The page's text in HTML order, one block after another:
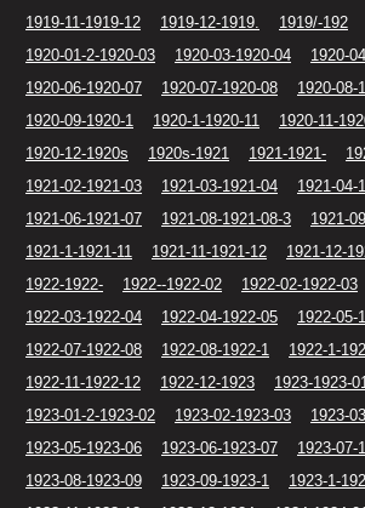
1919-11-1919-12
1919-12-1919. 1919/-192
1920-01-2-1920-03
1920-03-1920-04
1920-
1920-06-1920-07
1920-07-1920-08
1920-08-
1920-09-1920-1
1920-1-1920-11
1920-11-
1920-12-1920s
1920s-1921 1921-1921-
1921-02-1921-03
1921-03-1921-04
1921-04-
1921-06-1921-07
1921-08-1921-08-3
1921-
1921-1-1921-11
1921-11-1921-12
1921-12-
1922-1922-
1922--1922-02
1922-02-1922-03
1922-03-1922-04
1922-04-1922-05
1922-05-
1922-07-1922-08
1922-08-1922-1
1922-1-
1922-11-1922-12
1922-12-1923
1923-1923-
1923-01-2-1923-02
1923-02-1923-03
1923-
1923-05-1923-06
1923-06-1923-07
1923-07-
1923-08-1923-09
1923-09-1923-1
1923-1-